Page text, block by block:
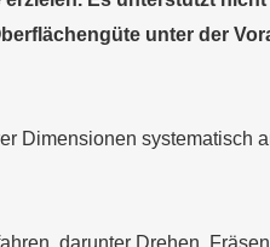
unter der
Dimensionen systematisch